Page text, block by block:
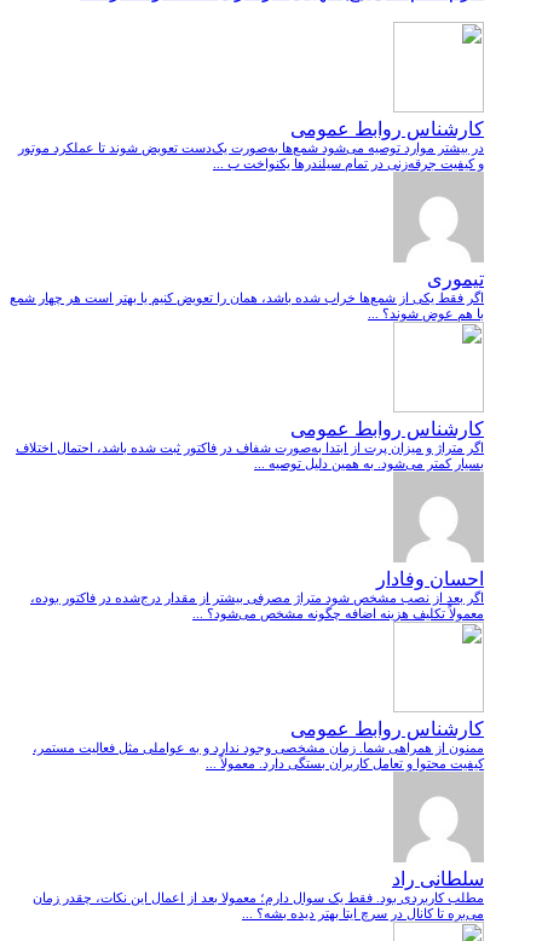
کارشناس روابط عمومی
در بیشتر موارد توصیه می‌شود شمع‌ها به‌صورت یک‌دست تعویض شوند تا عملکرد موتور
و کیفیت جرقه‌زنی در تمام سیلندرها یکنواخت ب ...
تیموری
اگر فقط یکی از شمع‌ها خراب شده باشد، همان را تعویض کنیم یا بهتر است هر چهار شمع
با هم عوض شوند؟ ...
کارشناس روابط عمومی
اگر متراژ و میزان پرت از ابتدا به‌صورت شفاف در فاکتور ثبت شده باشد، احتمال اختلاف
بسیار کمتر می‌شود. به همین دلیل توصیه ...
احسان وفادار
اگر بعد از نصب مشخص شود متراژ مصرفی بیشتر از مقدار درج‌شده در فاکتور بوده،
معمولاً تکلیف هزینه اضافه چگونه مشخص می‌شود؟ ...
کارشناس روابط عمومی
ممنون از همراهی شما. زمان مشخصی وجود ندارد و به عواملی مثل فعالیت مستمر،
کیفیت محتوا و تعامل کاربران بستگی دارد. معمولاً ...
سلطانی راد
مطلب کاربردی بود. فقط یک سوال دارم؛ معمولا بعد از اعمال این نکات، چقدر زمان
می‌بره تا کانال در سرچ ایتا بهتر دیده بشه؟ ...